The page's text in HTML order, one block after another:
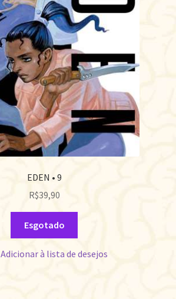
EDEN • 9
R$39,90
Esgotado
Adicionar à lista de desejos